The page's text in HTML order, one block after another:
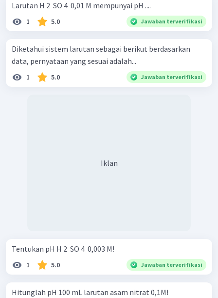
Larutan H 2 ​ SO 4 ​ 0,01 M mempunyai pH ....
1 5.0 Jawaban terverifikasi
Diketahui sistem larutan sebagai berikut berdasarkan
data, pernyataan yang sesuai adalah...
1 5.0 Jawaban terverifikasi
Iklan
Tentukan pH H 2 ​ SO 4 ​ 0,003 M!
1 5.0 Jawaban terverifikasi
Hitunglah pH 100 mL larutan asam nitrat 0,1M!